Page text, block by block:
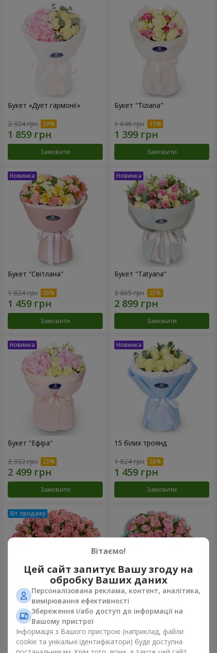
Букет «Дует гармонії»
2 324 грн
Замовити
Букет "Tiziana"
1 646 грн
Замовити
Букет "Світлана"
1 824 грн
Замовити
Букет "Tatyana"
3 865 грн
Замовити
Букет "Ефіра"
3 332 грн
Замовити
15 білих троянд
1 824 грн
Замовити
Квіти в коробці "Рожевий
оазис"
2 749 грн
Композиція "Балада про
маму"
2 124 грн
Вітаємо!
Цей сайт запитує Вашу згоду на
обробку Ваших даних
Персоналізована реклама, контент, аналітика,
вимірювання ефективності
Збереження і/або доступ до інформації на
Вашому пристрої
Інформація з Вашого пристрою (наприклад, файли
cookie та унікальні ідентифікатори) буде доступна